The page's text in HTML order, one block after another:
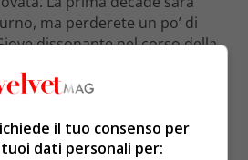
ma perderete un po’ di
dissonante nel corso della
riferimento per il vostro
, il mese scorrerà tranquillo,
a causa degli influssi di
alle finanze avrete delle
evitate errori.
il tuo consenso per
dati personali per: